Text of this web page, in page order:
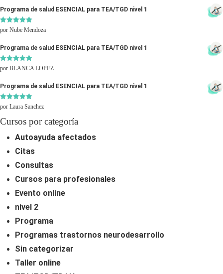
Programa de salud ESENCIAL para TEA/TGD nivel 1
Valorado
con
por Nube Mendoza
Programa de salud ESENCIAL para TEA/TGD nivel 1
Valorado
con
por BLANCA LOPEZ
Programa de salud ESENCIAL para TEA/TGD nivel 1
Valorado
con
por Laura Sanchez
Cursos por categoría
Autoayuda afectados
Citas
Consultas
Cursos para profesionales
Evento online
nivel 2
Programa
Programas trastornos neurodesarrollo
Sin categorizar
Taller online
Contactar
Acceso alumnos
Dudas frecuentes